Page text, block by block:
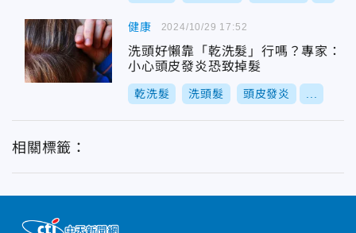
健康
洗頭好懶靠「乾洗髮」行嗎？專家：
小心頭皮發炎恐致掉髮
乾洗髮 洗頭髮 頭皮發炎
2024/10/29 17:52
相關標籤：